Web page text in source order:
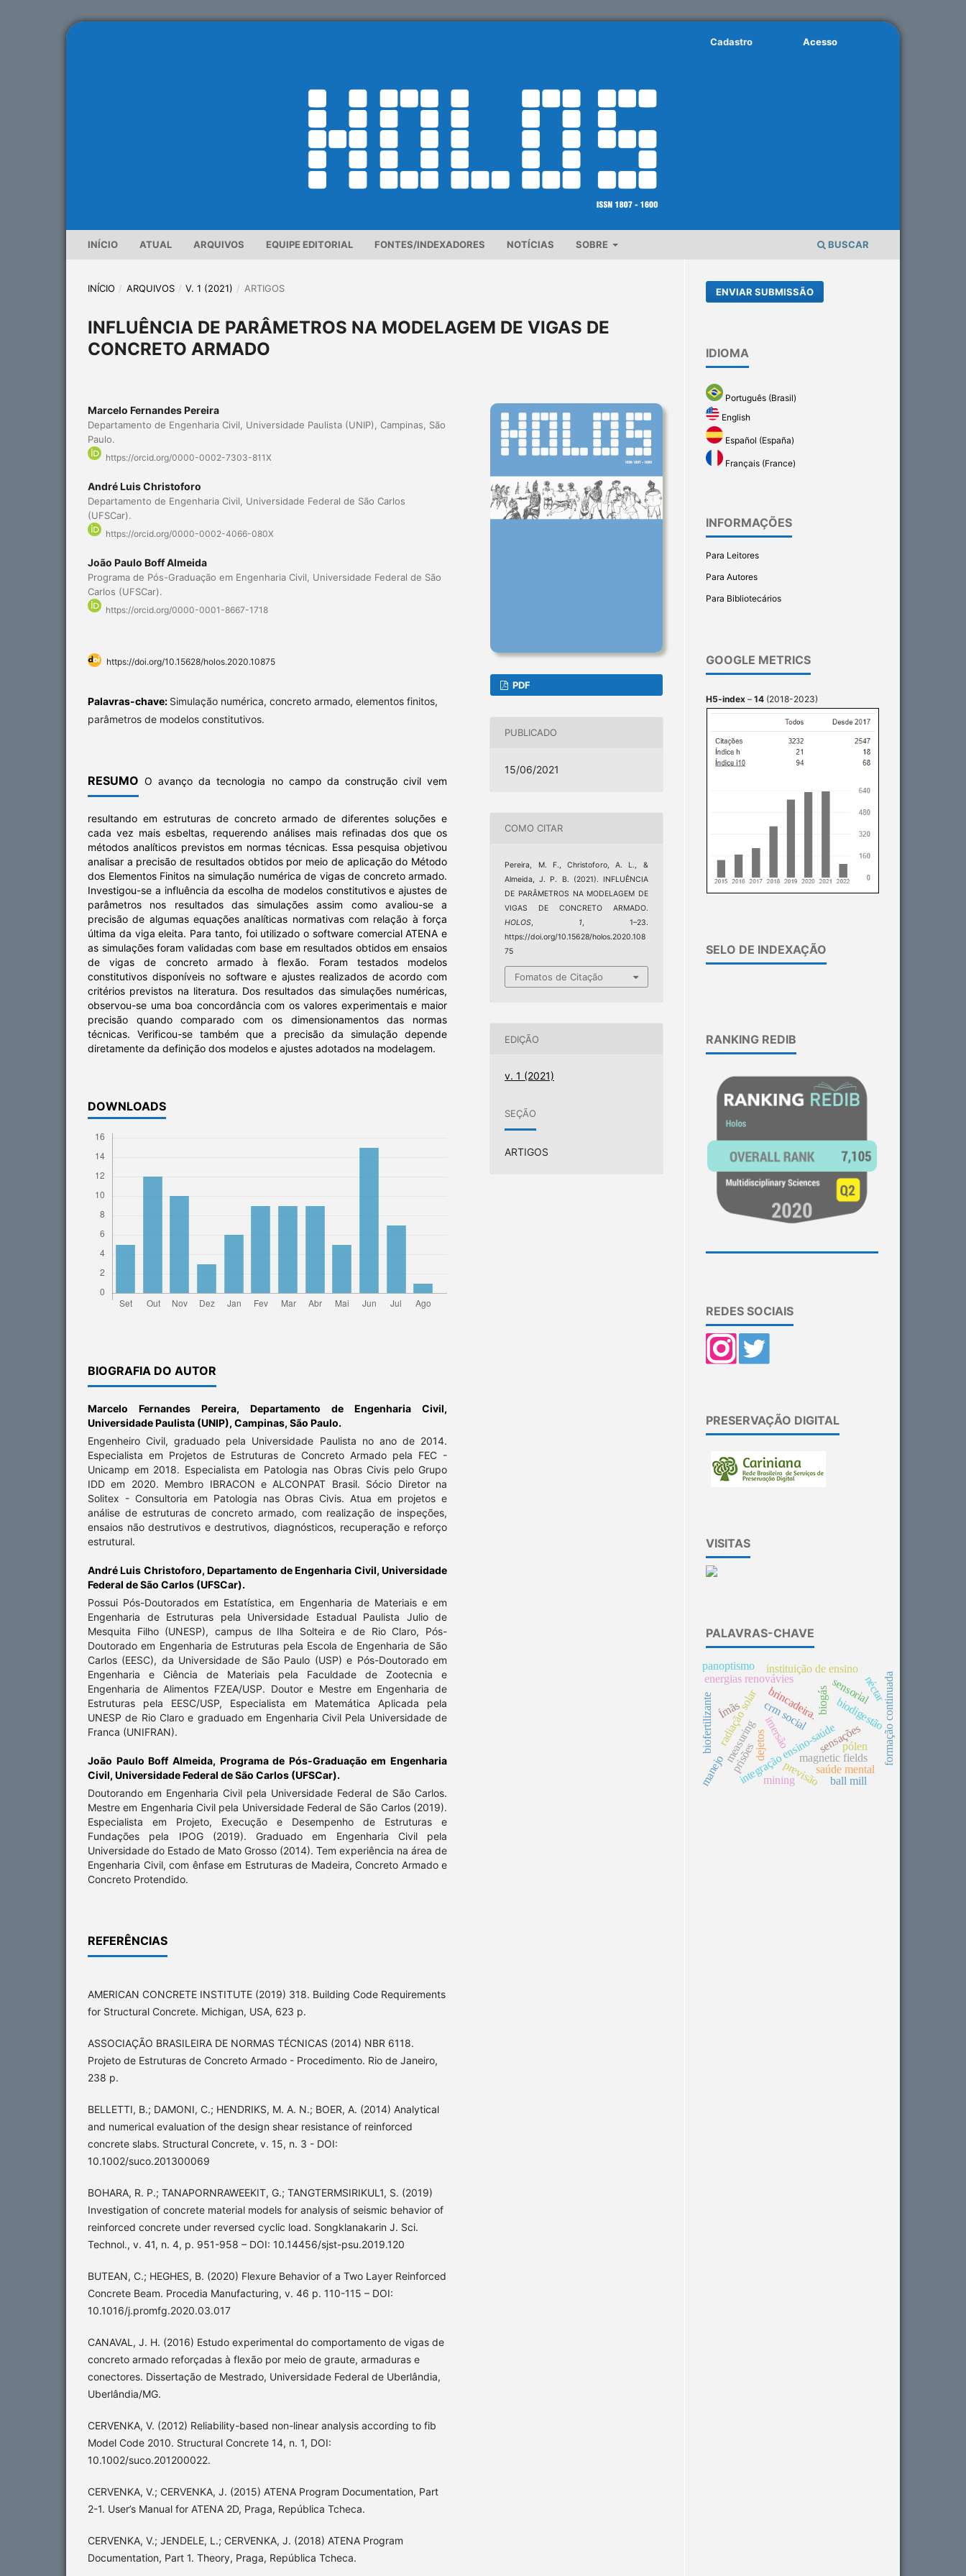
INÍCIO ATUAL ARQUIVOS EQUIPE EDITORIAL FONTES/INDEXADORES NOTÍCIAS SOBRE BUSCAR
Cadastro Acesso
INÍCIO / ARQUIVOS / V. 1 (2021) / ARTIGOS
INFLUÊNCIA DE PARÂMETROS NA MODELAGEM DE VIGAS DE
CONCRETO ARMADO
Marcelo Fernandes Pereira
Departamento de Engenharia Civil, Universidade Paulista (UNIP), Campinas, São
Paulo.
https://orcid.org/0000-0002-7303-811X
André Luis Christoforo
Departamento de Engenharia Civil, Universidade Federal de São Carlos
(UFSCar).
https://orcid.org/0000-0002-4066-080X
João Paulo Boff Almeida
Programa de Pós-Graduação em Engenharia Civil, Universidade Federal de São
Carlos (UFSCar).
https://orcid.org/0000-0001-8667-1718
https://doi.org/10.15628/holos.2020.10875
Palavras-chave: Simulação numérica, concreto armado, elementos finitos,
parâmetros de modelos constitutivos.
RESUMO O avanço da tecnologia no campo da construção civil vem
resultando em estruturas de concreto armado de diferentes soluções e
cada vez mais esbeltas, requerendo análises mais refinadas dos que os
métodos analíticos previstos em normas técnicas. Essa pesquisa objetivou
analisar a precisão de resultados obtidos por meio de aplicação do Método
dos Elementos Finitos na simulação numérica de vigas de concreto armado.
Investigou-se a influência da escolha de modelos constitutivos e ajustes de
parâmetros nos resultados das simulações assim como avaliou-se a
precisão de algumas equações analíticas normativas com relação à força
última da viga eleita. Para tanto, foi utilizado o software comercial ATENA e
as simulações foram validadas com base em resultados obtidos em ensaios
de vigas de concreto armado à flexão. Foram testados modelos
constitutivos disponíveis no software e ajustes realizados de acordo com
critérios previstos na literatura. Dos resultados das simulações numéricas,
observou-se uma boa concordância com os valores experimentais e maior
precisão quando comparado com os dimensionamentos das normas
técnicas. Verificou-se também que a precisão da simulação depende
diretamente da definição dos modelos e ajustes adotados na modelagem.
DOWNLOADS
BIOGRAFIA DO AUTOR
Marcelo Fernandes Pereira, Departamento de Engenharia Civil,
Universidade Paulista (UNIP), Campinas, São Paulo.
Engenheiro Civil, graduado pela Universidade Paulista no ano de 2014.
Especialista em Projetos de Estruturas de Concreto Armado pela FEC -
Unicamp em 2018. Especialista em Patologia nas Obras Civis pelo Grupo
IDD em 2020. Membro IBRACON e ALCONPAT Brasil. Sócio Diretor na
Solitex - Consultoria em Patologia nas Obras Civis. Atua em projetos e
análise de estruturas de concreto armado, com realização de inspeções,
ensaios não destrutivos e destrutivos, diagnósticos, recuperação e reforço
estrutural.
André Luis Christoforo,Departamento de Engenharia Civil, Universidade
Federal de São Carlos (UFSCar).
Possui Pós-Doutorados em Estatística, em Engenharia de Materiais e em
Engenharia de Estruturas pela Universidade Estadual Paulista Julio de
Mesquita Filho (UNESP), campus de Ilha Solteira e de Rio Claro, Pós-
Doutorado em Engenharia de Estruturas pela Escola de Engenharia de São
Carlos (EESC), da Universidade de São Paulo (USP) e Pós-Doutorado em
Engenharia e Ciência de Materiais pela Faculdade de Zootecnia e
Engenharia de Alimentos FZEA/USP. Doutor e Mestre em Engenharia de
Estruturas pela EESC/USP, Especialista em Matemática Aplicada pela
UNESP de Rio Claro e graduado em Engenharia Civil Pela Universidade de
Franca (UNIFRAN).
João Paulo Boff Almeida, Programa de Pós-Graduação em Engenharia
Civil, Universidade Federal de São Carlos (UFSCar).
Doutorando em Engenharia Civil pela Universidade Federal de São Carlos.
Mestre em Engenharia Civil pela Universidade Federal de São Carlos (2019).
Especialista em Projeto, Execução e Desempenho de Estruturas e
Fundações pela IPOG (2019). Graduado em Engenharia Civil pela
Universidade do Estado de Mato Grosso (2014). Tem experiência na área de
Engenharia Civil, com ênfase em Estruturas de Madeira, Concreto Armado e
Concreto Protendido.
REFERÊNCIAS
AMERICAN CONCRETE INSTITUTE (2019) 318. Building Code Requirements
for Structural Concrete. Michigan, USA, 623 p.
ASSOCIAÇÃO BRASILEIRA DE NORMAS TÉCNICAS (2014) NBR 6118.
Projeto de Estruturas de Concreto Armado - Procedimento. Rio de Janeiro,
238 p.
BELLETTI, B.; DAMONI, C.; HENDRIKS, M. A. N.; BOER, A. (2014) Analytical
and numerical evaluation of the design shear resistance of reinforced
concrete slabs. Structural Concrete, v. 15, n. 3 - DOI:
10.1002/suco.201300069
BOHARA, R. P.; TANAPORNRAWEEKIT, G.; TANGTERMSIRIKUL1, S. (2019)
Investigation of concrete material models for analysis of seismic behavior of
reinforced concrete under reversed cyclic load. Songklanakarin J. Sci.
Technol., v. 41, n. 4, p. 951-958 – DOI: 10.14456/sjst-psu.2019.120
BUTEAN, C.; HEGHES, B. (2020) Flexure Behavior of a Two Layer Reinforced
Concrete Beam. Procedia Manufacturing, v. 46 p. 110-115 – DOI:
10.1016/j.promfg.2020.03.017
CANAVAL, J. H. (2016) Estudo experimental do comportamento de vigas de
concreto armado reforçadas à flexão por meio de graute, armaduras e
conectores. Dissertação de Mestrado, Universidade Federal de Uberlândia,
Uberlândia/MG.
CERVENKA, V. (2012) Reliability-based non-linear analysis according to fib
Model Code 2010. Structural Concrete 14, n. 1, DOI:
10.1002/suco.201200022.
CERVENKA, V.; CERVENKA, J. (2015) ATENA Program Documentation, Part
2-1. User’s Manual for ATENA 2D, Praga, República Tcheca.
CERVENKA, V.; JENDELE, L.; CERVENKA, J. (2018) ATENA Program
Documentation, Part 1. Theory, Praga, República Tcheca.
PDF
PUBLICADO
15/06/2021
COMO CITAR
Pereira, M. F., Christoforo, A. L., &
Almeida, J. P. B. (2021). INFLUÊNCIA
DE PARÂMETROS NA MODELAGEM DE
VIGAS DE CONCRETO ARMADO.
HOLOS
1 , 1–23.
https://doi.org/10.15628/holos.2020.108
75
Fomatos de Citação
EDIÇÃO
v. 1 (2021)
SEÇÃO
ARTIGOS
ENVIAR SUBMISSÃO
IDIOMA
Português (Brasil)
English
Español (España)
Français (France)
INFORMAÇÕES
Para Leitores
Para Autores
Para Bibliotecários
GOOGLE METRICS
H5-index – 14 (2018-2023)
SELO DE INDEXAÇÃO
RANKING REDIB
REDES SOCIAIS
PRESERVAÇÃO DIGITAL
VISITAS
PALAVRAS-CHAVE
integração ensino-saúde
biogás
measuring magnetic fields
sensações
imersão
radiação solar
energias renovávies
previsão
instituição de ensino
crm social biodigestão
biofertilizante dejetos
Ímãs formação continuada
brincadeira. sensorial
prisões
panoptismo
saúde mental
mining
ball mill
manejo
néctar
pólen